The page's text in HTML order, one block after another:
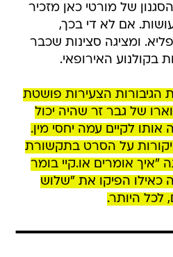
של מורטי כאן מזכיר
אם לא די בכך,
ומציגה סצינות שכבר
בקולנוע האירופאי.
הגיבורות הצעירות פושטת
של גבר זר שהיה יכול
לקיים עמה יחסי מין.
על הסרט בתקשורת
אומרים או.קיי בומר
כאילו הפיקו את "שלוש
לכל היותר.